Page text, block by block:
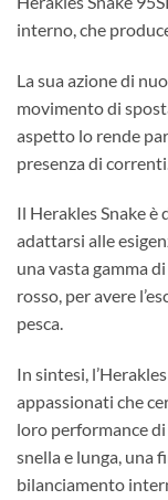
interno, che
La sua azione di
movimento di
aspetto lo rende
presenza di correnti.
Il Herakles Snake
adattarsi alle
una vasta gamma
rosso, per avere
pesca.
In sintesi,
appassionati che
loro performance
snella e lunga, una
bilanciamento